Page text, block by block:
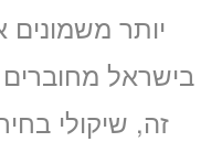
יותר
בישראל
זה, שיקולי